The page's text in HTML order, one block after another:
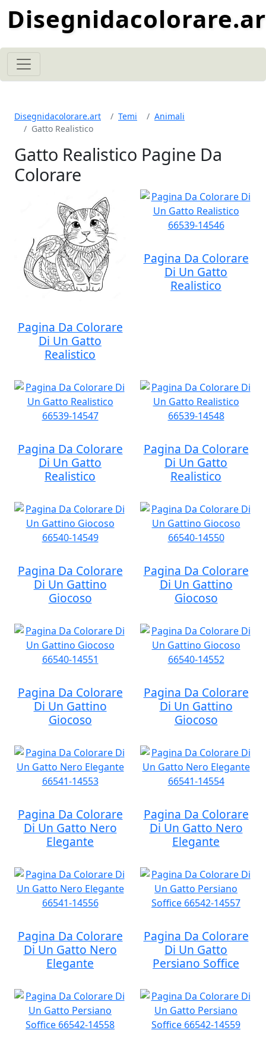
Disegnidacolorare.art Temi
Animali
Gatto Realistico
Gatto Realistico Pagine Da
Colorare
Pagina Da Colorare
Di Un Gatto
Realistico
Pagina Da Colorare
Di Un Gatto
Realistico
Pagina Da Colorare
Di Un Gatto
Realistico
Pagina Da Colorare
Di Un Gatto
Realistico
Pagina Da Colorare
Di Un Gattino
Giocoso
Pagina Da Colorare
Di Un Gattino
Giocoso
Pagina Da Colorare
Di Un Gattino
Giocoso
Pagina Da Colorare
Di Un Gattino
Giocoso
Pagina Da Colorare
Di Un Gatto Nero
Elegante
Pagina Da Colorare
Di Un Gatto Nero
Elegante
Pagina Da Colorare
Di Un Gatto Nero
Elegante
Pagina Da Colorare
Di Un Gatto
Persiano Soffice